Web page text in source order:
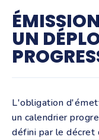
UN
L'obligation
un calendrier
défini par le